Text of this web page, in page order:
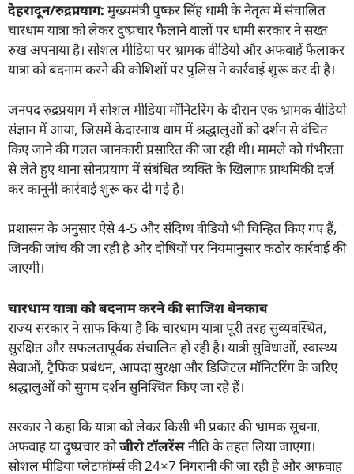
देहरादून/रुद्रप्रयाग: मुख्यमंत्री पुष्कर सिंह धामी के नेतृत्व में संचालित
चारधाम यात्रा को लेकर दुष्प्रचार फैलाने वालों पर धामी सरकार ने सख्त
रुख अपनाया है। सोशल मीडिया पर भ्रामक वीडियो और अफवाहें फैलाकर
यात्रा को बदनाम करने की कोशिशों पर पुलिस ने कार्रवाई शुरू कर दी है।
जनपद रुद्रप्रयाग में सोशल मीडिया मॉनिटरिंग के दौरान एक भ्रामक वीडियो
संज्ञान में आया, जिसमें केदारनाथ धाम में श्रद्धालुओं को दर्शन से वंचित
किए जाने की गलत जानकारी प्रसारित की जा रही थी। मामले को गंभीरता
से लेते हुए थाना सोनप्रयाग में संबंधित व्यक्ति के खिलाफ प्राथमिकी दर्ज
कर कानूनी कार्रवाई शुरू कर दी गई है।
प्रशासन के अनुसार ऐसे 4-5 और संदिग्ध वीडियो भी चिन्हित किए गए हैं,
जिनकी जांच की जा रही है और दोषियों पर नियमानुसार कठोर कार्रवाई की
जाएगी।
चारधाम यात्रा को बदनाम करने की साजिश बेनकाब
राज्य सरकार ने साफ किया है कि चारधाम यात्रा पूरी तरह सुव्यवस्थित,
सुरक्षित और सफलतापूर्वक संचालित हो रही है। यात्री सुविधाओं, स्वास्थ्य
सेवाओं, ट्रैफिक प्रबंधन, आपदा सुरक्षा और डिजिटल मॉनिटरिंग के जरिए
श्रद्धालुओं को सुगम दर्शन सुनिश्चित किए जा रहे हैं।
सरकार ने कहा कि यात्रा को लेकर किसी भी प्रकार की भ्रामक सूचना,
अफवाह या दुष्प्रचार कोजीरो टॉलरेंसनीति के तहत लिया जाएगा।
सोशल मीडिया प्लेटफॉर्म्स की 24×7 निगरानी की जा रही है और अफवाह